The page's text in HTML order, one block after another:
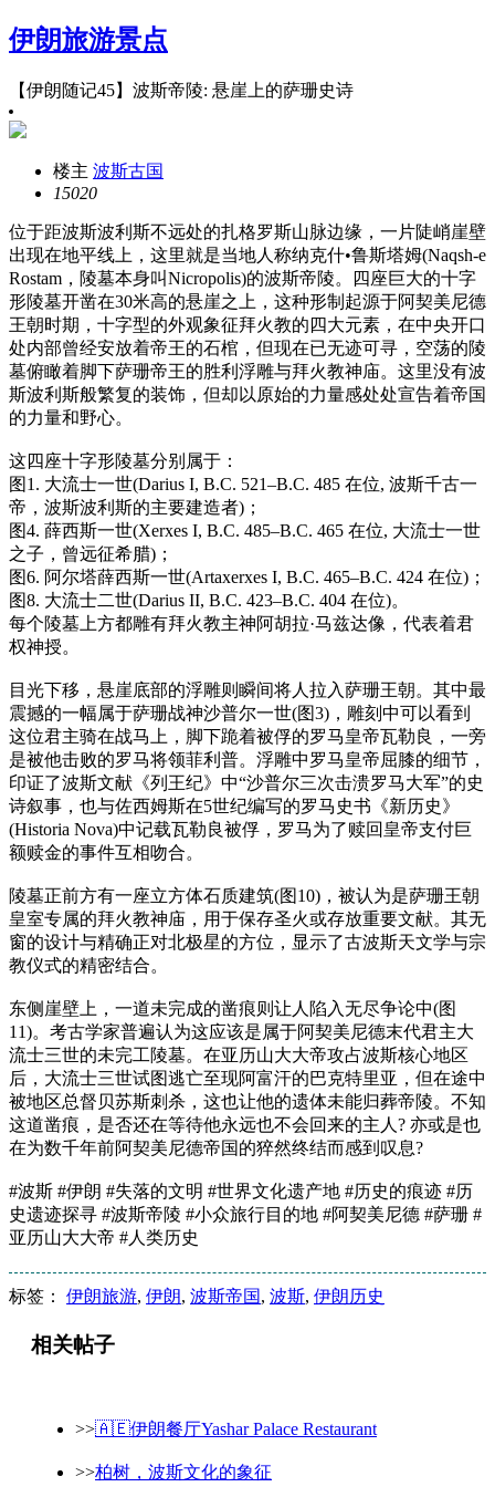
伊朗旅游景点
【伊朗随记45】波斯帝陵: 悬崖上的萨珊史诗
楼主 波斯古国
15020
位于距波斯波利斯不远处的扎格罗斯山脉边缘，一片陡峭崖壁
出现在地平线上，这里就是当地人称纳克什•鲁斯塔姆(Naqsh-e
Rostam，陵墓本身叫Nicropolis)的波斯帝陵。四座巨大的十字
形陵墓开凿在30米高的悬崖之上，这种形制起源于阿契美尼德
王朝时期，十字型的外观象征拜火教的四大元素，在中央开口
处内部曾经安放着帝王的石棺，但现在已无迹可寻，空荡的陵
墓俯瞰着脚下萨珊帝王的胜利浮雕与拜火教神庙。这里没有波
斯波利斯般繁复的装饰，但却以原始的力量感处处宣告着帝国
的力量和野心。
这四座十字形陵墓分别属于：
图1. 大流士一世(Darius I, B.C. 521–B.C. 485 在位, 波斯千古一
帝，波斯波利斯的主要建造者)；
图4. 薛西斯一世(Xerxes I, B.C. 485–B.C. 465 在位, 大流士一世
之子，曾远征希腊)；
图6. 阿尔塔薛西斯一世(Artaxerxes I, B.C. 465–B.C. 424 在位)；
图8. 大流士二世(Darius II, B.C. 423–B.C. 404 在位)。
每个陵墓上方都雕有拜火教主神阿胡拉·马兹达像，代表着君
权神授。
目光下移，悬崖底部的浮雕则瞬间将人拉入萨珊王朝。其中最
震撼的一幅属于萨珊战神沙普尔一世(图3)，雕刻中可以看到
这位君主骑在战马上，脚下跪着被俘的罗马皇帝瓦勒良，一旁
是被他击败的罗马将领菲利普。浮雕中罗马皇帝屈膝的细节，
印证了波斯文献《列王纪》中“沙普尔三次击溃罗马大军”的史
诗叙事，也与佐西姆斯在5世纪编写的罗马史书《新历史》
(Historia Nova)中记载瓦勒良被俘，罗马为了赎回皇帝支付巨
额赎金的事件互相吻合。
陵墓正前方有一座立方体石质建筑(图10)，被认为是萨珊王朝
皇室专属的拜火教神庙，用于保存圣火或存放重要文献。其无
窗的设计与精确正对北极星的方位，显示了古波斯天文学与宗
教仪式的精密结合。
东侧崖壁上，一道未完成的凿痕则让人陷入无尽争论中(图
11)。考古学家普遍认为这应该是属于阿契美尼德末代君主大
流士三世的未完工陵墓。在亚历山大大帝攻占波斯核心地区
后，大流士三世试图逃亡至现阿富汗的巴克特里亚，但在途中
被地区总督贝苏斯刺杀，这也让他的遗体未能归葬帝陵。不知
这道凿痕，是否还在等待他永远也不会回来的主人? 亦或是也
在为数千年前阿契美尼德帝国的猝然终结而感到叹息?
#波斯 #伊朗 #失落的文明 #世界文化遗产地 #历史的痕迹 #历
史遗迹探寻 #波斯帝陵 #小众旅行目的地 #阿契美尼德 #萨珊 #
亚历山大大帝 #人类历史
标签： 伊朗旅游, 伊朗, 波斯帝国, 波斯, 伊朗历史
相关帖子
>>🇦🇪伊朗餐厅Yashar Palace Restaurant
>>柏树，波斯文化的象征